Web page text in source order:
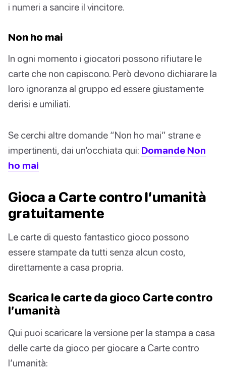
i numeri a sancire il vincitore.
Non ho mai
In ogni momento i giocatori possono rifiutare le
carte che non capiscono. Però devono dichiarare la
loro ignoranza al gruppo ed essere giustamente
derisi e umiliati.
Se cerchi altre domande “Non ho mai” strane e
impertinenti, dai un’occhiata qui: Domande Non
ho mai
Gioca a Carte contro l’umanità
gratuitamente
Le carte di questo fantastico gioco possono
essere stampate da tutti senza alcun costo,
direttamente a casa propria.
Scarica le carte da gioco Carte contro
l’umanità
Qui puoi scaricare la versione per la stampa a casa
delle carte da gioco per giocare a Carte contro
l’umanità: